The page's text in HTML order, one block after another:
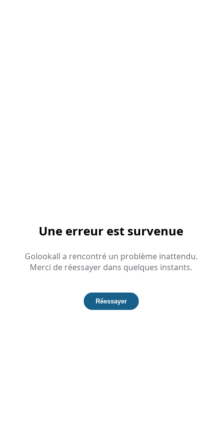
Une erreur est survenue
Golookall a rencontré un problème inattendu.
Merci de réessayer dans quelques instants.
Réessayer